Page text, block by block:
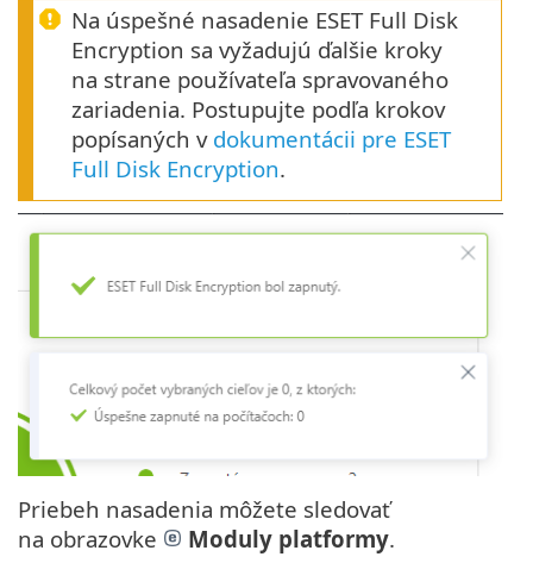
Na úspešné nasadenie ESET Full Disk
Encryption sa vyžadujú ďalšie kroky
na strane používateľa spravovaného
zariadenia. Postupujte podľa krokov
popísaných v dokumentácii pre ESET
Full Disk Encryption.
Priebeh nasadenia môžete sledovať
na obrazovke
Moduly platformy.